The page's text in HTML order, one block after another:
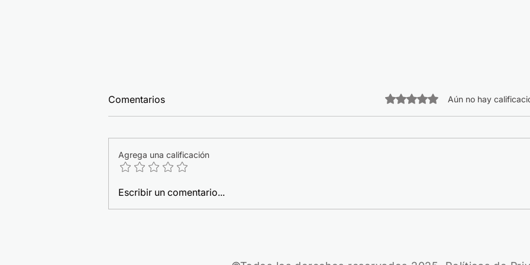
El festival que no te puedes
Comentarios Obtuvo 0 de 5 estrellas.
Aún no hay
Agrega una calificación
Escribir un comentario...